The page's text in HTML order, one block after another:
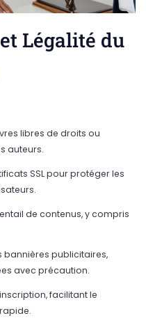
Légalité du
libres de droits ou
auteurs.
SSL pour protéger les
de contenus, y compris
bannières publicitaires,
avec précaution.
facilitant le